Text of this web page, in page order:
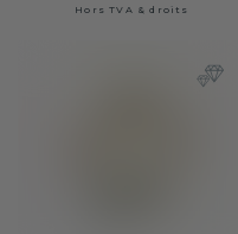
Hors TVA & droits